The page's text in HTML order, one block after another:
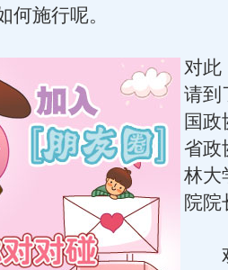
何施行呢。
对此
请到
国
省政
林大
院院
欢